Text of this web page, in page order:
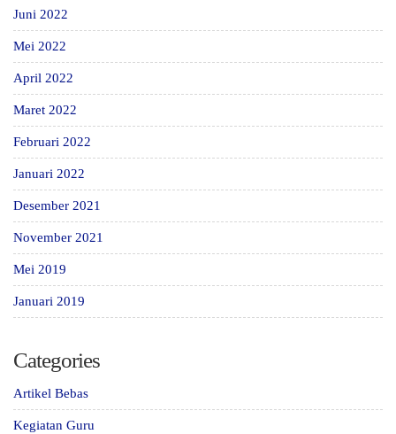
Juni 2022
Mei 2022
April 2022
Maret 2022
Februari 2022
Januari 2022
Desember 2021
November 2021
Mei 2019
Januari 2019
Categories
Artikel Bebas
Kegiatan Guru